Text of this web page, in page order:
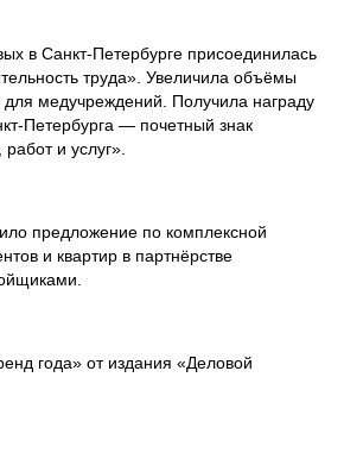
в Санкт-­Петербурге присоединилась
труда». Увеличила объёмы
для медучреждений. Получила награду
­Петербурга — почетный знак
и услуг».
предложение по комплексной
и квартир в партнёрстве
года» от издания «Деловой